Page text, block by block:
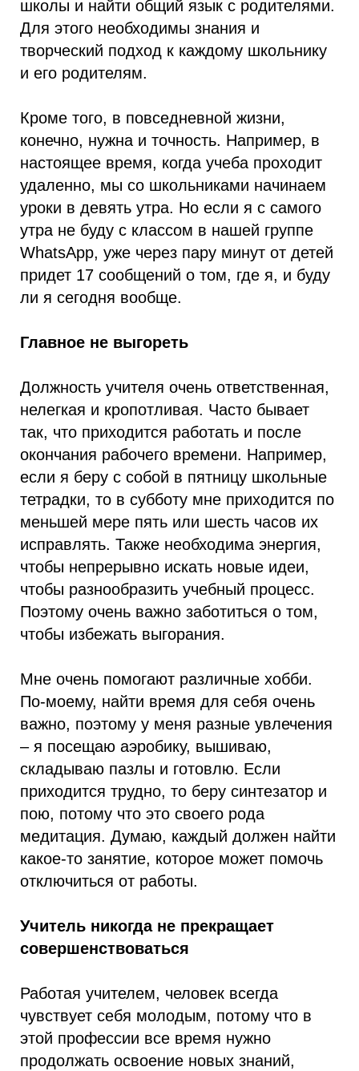
школы и найти общий язык с родителями.
Для этого необходимы знания и
творческий подход к каждому школьнику
и его родителям.
Кроме того, в повседневной жизни,
конечно, нужна и точность. Например, в
настоящее время, когда учеба проходит
удаленно, мы со школьниками начинаем
уроки в девять утра. Но если я с самого
утра не буду с классом в нашей группе
WhatsApp, уже через пару минут от детей
придет 17 сообщений о том, где я, и буду
ли я сегодня вообще.
Главное не выгореть
Должность учителя очень ответственная,
нелегкая и кропотливая. Часто бывает
так, что приходится работать и после
окончания рабочего времени. Например,
если я беру с собой в пятницу школьные
тетрадки, то в субботу мне приходится по
меньшей мере пять или шесть часов их
исправлять. Также необходима энергия,
чтобы непрерывно искать новые идеи,
чтобы разнообразить учебный процесс.
Поэтому очень важно заботиться о том,
чтобы избежать выгорания.
Мне очень помогают различные хобби.
По-моему, найти время для себя очень
важно, поэтому у меня разные увлечения
– я посещаю аэробику, вышиваю,
складываю пазлы и готовлю. Если
приходится трудно, то беру синтезатор и
пою, потому что это своего рода
медитация. Думаю, каждый должен найти
какое-то занятие, которое может помочь
отключиться от работы.
Учитель никогда не прекращает
совершенствоваться
Работая учителем, человек всегда
чувствует себя молодым, потому что в
этой профессии все время нужно
продолжать освоение новых знаний,